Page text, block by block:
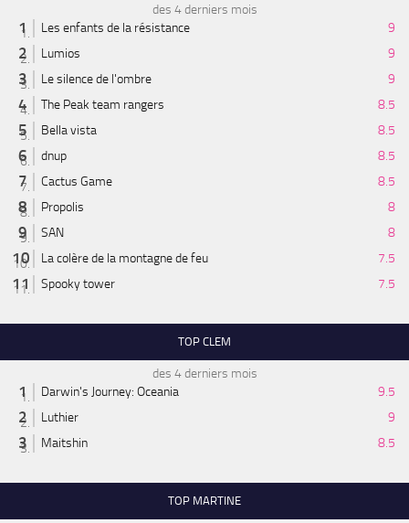
des 4 derniers mois
Les enfants de la résistance
9
Lumios
9
Le silence de l'ombre
9
The Peak team rangers
8.5
Bella vista
8.5
dnup
8.5
Cactus Game
8.5
Propolis
8
SAN
8
La colère de la montagne de feu
7.5
Spooky tower
7.5
TOP CLEM
des 4 derniers mois
Darwin's Journey: Oceania
9.5
Luthier
9
Maitshin
8.5
TOP MARTINE